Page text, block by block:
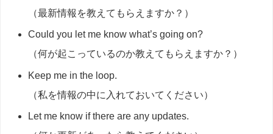
（最新情報を教えてもらえますか？）
Could you let me know what’s going on?
（何が起こっているのか教えてもらえますか？）
Keep me in the loop.
（私を情報の中に入れておいてください）
Let me know if there are any updates.